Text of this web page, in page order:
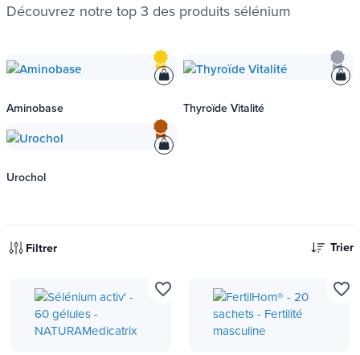
Découvrez notre top 3 des produits sélénium
Aminobase Thyroïde Vitalité
Urochol
Filtrer Trier
favorite_border favorite_border